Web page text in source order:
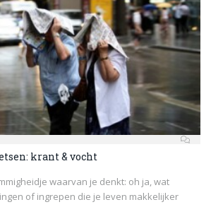
krant & vocht
waarvan je denkt: oh ja, wat
of ingrepen die je leven makkelijker